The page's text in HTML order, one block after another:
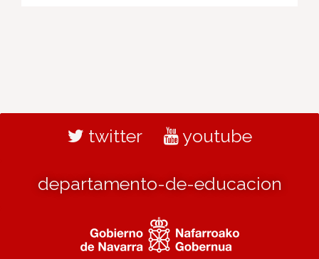
twitter youtube
departamento-de-educacion